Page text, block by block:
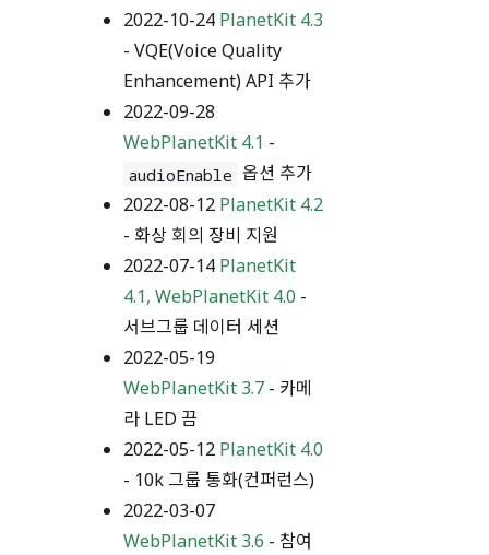
2022-10-24 PlanetKit 4.3
- VQE(Voice Quality
Enhancement) API 추가
2022-09-28
WebPlanetKit 4.1 -
audioEnable 옵션 추가
2022-08-12 PlanetKit 4.2
- 화상 회의 장비 지원
2022-07-14 PlanetKit
4.1, WebPlanetKit 4.0 -
서브그룹 데이터 세션
2022-05-19
WebPlanetKit 3.7 - 카메
라 LED 끔
2022-05-12 PlanetKit 4.0
- 10k 그룹 통화(컨퍼런스)
2022-03-07
WebPlanetKit 3.6 - 참여